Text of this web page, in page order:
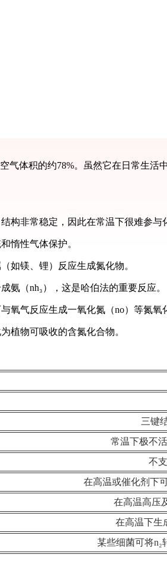
气体积的约78%。虽然它在日常生
构非常稳定，因此在常温下很难参与
惰性气体保护。
如镁、锂）反应生成氮化物。
氨（nh₃），这是哈伯法的重要反应。
氧气反应生成一氧化氮（no）等氮氧
植物可吸收的含氮化合物。
三键
常温下极不
不
在高温或催化剂下
在高温高压
在高温下生
某些细菌可将n₂